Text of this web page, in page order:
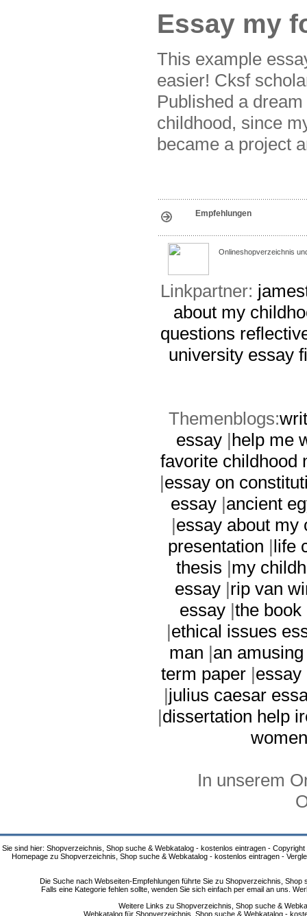
Essay my
This example
easier! Cksf
Published a
childhood, since
became a project
Empfehlungen
Onlineshopverzeichnis
Linkpartner:
about my
questions
university essay
Themenblogs:
essay|help me
favorite childhood
|essay on
essay|ancient
|essay about my
presentation |life
thesis |my
essay|rip van
essay|the book
|ethical issues
man |an
term paper|essay
|julius caesar
|dissertation help
In unserem
Sie sind hier: Shopverzeichnis, Shop suche & Webkatalog - kostenlos eintragen - Copyright
Homepage zu Shopverzeichnis, Shop suche & Webkatalog - kostenlos eintragen -
Die Suche nach Webseiten-Empfehlungen führte Sie zu Shopverzeichnis,
Falls eine Kategorie fehlen sollte, wenden Sie sich einfach per email an uns.
Weitere Links zu Shopverzeichnis, Shop suche &
Webkatalog für Shopverzeichnis, Shop suche & Webkatalog -